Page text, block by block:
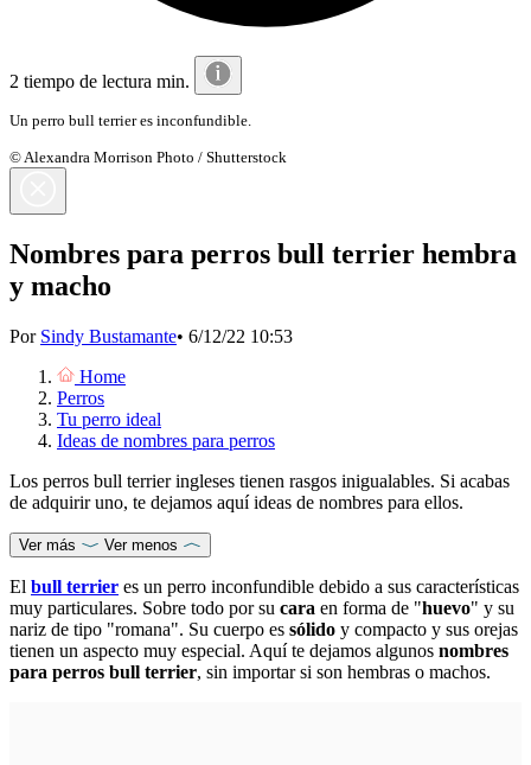
2 tiempo de lectura min.
Un perro bull terrier es inconfundible.
© Alexandra Morrison Photo / Shutterstock
Nombres para perros bull terrier hembra
y macho
Por Sindy Bustamante• 6/12/22 10:53
Home
Perros
Tu perro ideal
Ideas de nombres para perros
Los perros bull terrier ingleses tienen rasgos inigualables. Si acabas
de adquirir uno, te dejamos aquí ideas de nombres para ellos.
Ver más Ver menos
El bull terrier es un perro inconfundible debido a sus características
muy particulares. Sobre todo por su cara en forma de "huevo" y su
nariz de tipo "romana". Su cuerpo es sólido y compacto y sus orejas
tienen un aspecto muy especial. Aquí te dejamos algunos nombres
para perros bull terrier, sin importar si son hembras o machos.